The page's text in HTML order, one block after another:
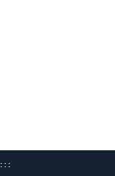
:::